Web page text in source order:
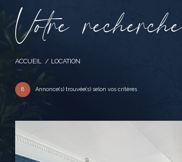
Votre recherche
ACCUEIL LOCATION
8 Annonce(s) trouvée(s) selon vos critères